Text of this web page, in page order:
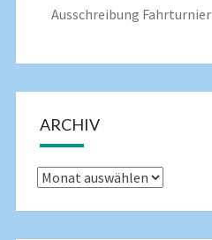
Ausschreibung Fahrturnier
ARCHIV